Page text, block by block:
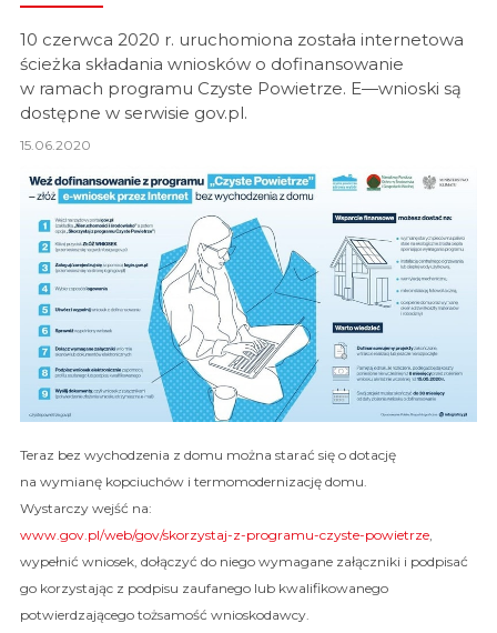
10 czerwca 2020 r. uruchomiona została internetowa
ścieżka składania wniosków o dofinansowanie
w ramach programu Czyste Powietrze. E—wnioski są
dostępne w serwisie gov.pl.
15.06.2020
Teraz bez wychodzenia z domu można starać się o dotację
na wymianę kopciuchów i termomodernizację domu.
Wystarczy wejść na:
www.gov.pl/­web/­gov/­skorzystaj-z-programu-czyste-powietrze,
wypełnić wniosek, dołączyć do niego wymagane załączniki i podpisać
go korzystając z podpisu zaufanego lub kwalifikowanego
potwierdzającego tożsamość wnioskodawcy.